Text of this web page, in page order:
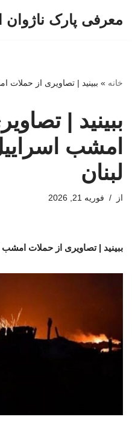
معرفی پارک ناژوان
خانه » ببینید | تصاویری از حملات
ببینید |
امشب
لبنان
از فوریه 21, 2026
ببینید | تصاویری از حملات امشب